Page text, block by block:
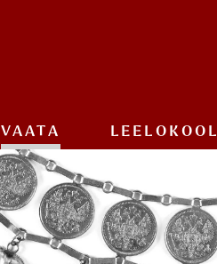
VAATA LEELOKOOL